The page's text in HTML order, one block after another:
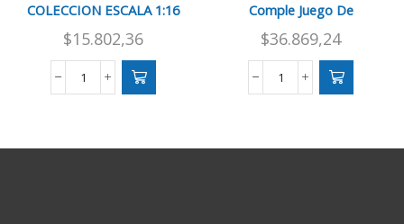
COLECCION ESCALA 1:16
7566
$15.802,36
COSECHADORA
1:16
Comple Juego De
Construccion
$36.869,24
Banco
Juego